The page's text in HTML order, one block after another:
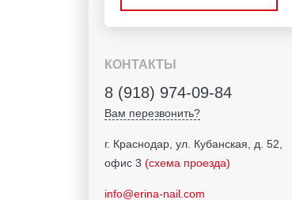
КОНТАКТЫ
8 (918) 974-09-84
Вам перезвонить?
г. Краснодар, ул. Кубанская, д. 52,
офис 3 (схема проезда)
info@erina-nail.com